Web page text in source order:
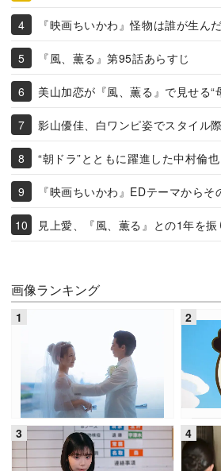
『映画ちいかわ』怪物は誰が生ん
『風、薫る』第95話あらすじ
美山加恋が『風、薫る』で見せる“
影山優佳、白ワンピ姿でスタイル
“朝ドラ”とともに躍進した中村倫也
『映画ちいかわ』EDテーマからそ
見上愛、『風、薫る』との1年を振
画像ランキング